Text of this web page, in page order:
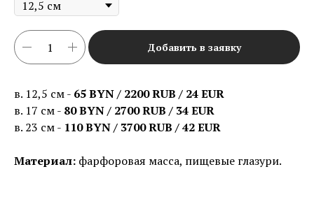
Добавить в заявку
в. 12,5 см - 65 BYN / 2200 RUB / 24 EUR
в. 17 см - 80 BYN / 2700 RUB / 34 EUR
в. 23 см - 110 BYN / 3700 RUB / 42 EUR
Материал: фарфоровая масса, пищевые глазури.